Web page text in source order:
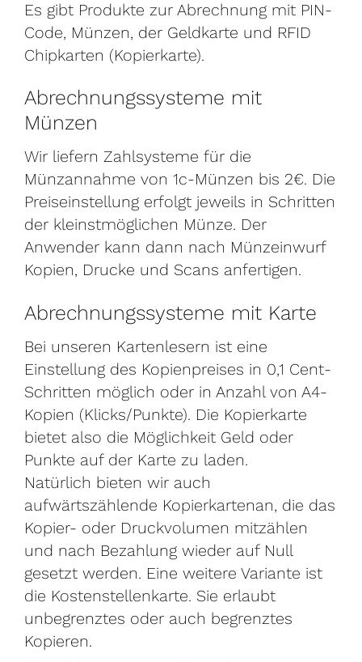
Es gibt Produkte zur Abrechnung mit PIN-
Code, Münzen, der Geldkarte und RFID
Chipkarten (Kopierkarte).
Abrechnungssysteme mit
Münzen
Wir liefern Zahlsysteme für die
Münzannahme von 1c-Münzen bis 2€. Die
Preiseinstellung erfolgt jeweils in Schritten
der kleinstmöglichen Münze. Der
Anwender kann dann nach Münzeinwurf
Kopien, Drucke und Scans anfertigen.
Abrechnungssysteme mit Karte
Bei unseren Kartenlesern ist eine
Einstellung des Kopienpreises in 0,1 Cent-
Schritten möglich oder in Anzahl von A4-
Kopien (Klicks/Punkte). Die Kopierkarte
bietet also die Möglichkeit Geld oder
Punkte auf der Karte zu laden.
Natürlich bieten wir auch
aufwärtszählende Kopierkartenan, die das
Kopier- oder Druckvolumen mitzählen
und nach Bezahlung wieder auf Null
gesetzt werden. Eine weitere Variante ist
die Kostenstellenkarte. Sie erlaubt
unbegrenztes oder auch begrenztes
Kopieren.